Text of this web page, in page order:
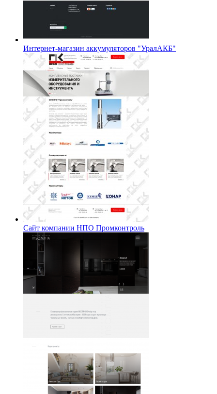
Интернет-магазин аккумуляторов "УралАКБ"
Сайт компании НПО Промконтроль